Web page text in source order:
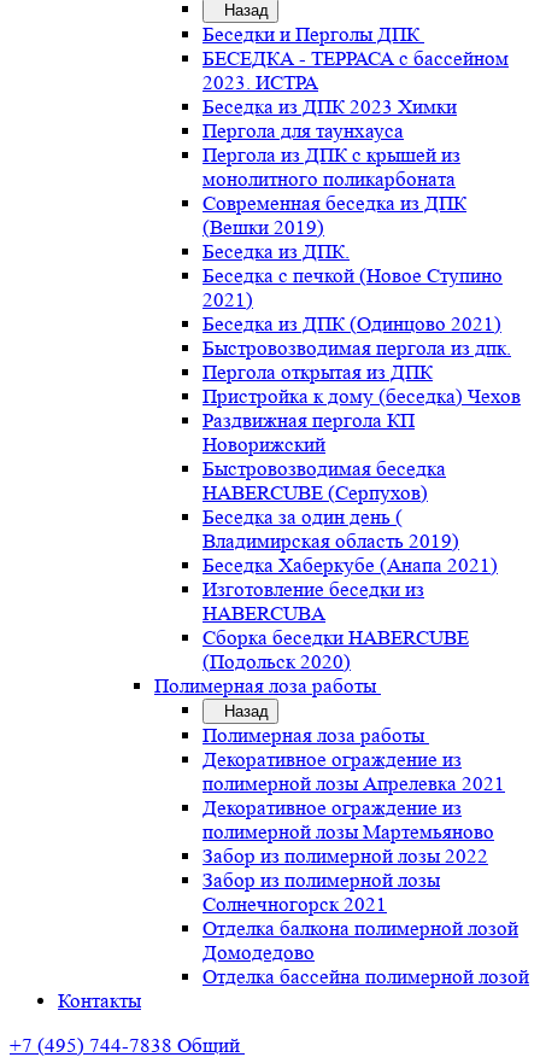
Назад
Беседки и Перголы ДПК
БЕСЕДКА - ТЕРРАСА с бассейном
2023. ИСТРА
Беседка из ДПК 2023 Химки
Пергола для таунхауса
Пергола из ДПК с крышей из
монолитного поликарбоната
Современная беседка из ДПК
(Вешки 2019)
Беседка из ДПК.
Беседка с печкой (Новое Ступино
2021)
Беседка из ДПК (Одинцово 2021)
Быстровозводимая пергола из дпк.
Пергола открытая из ДПК
Пристройка к дому (беседка) Чехов
Раздвижная пергола КП
Новорижский
Быстровозводимая беседка
HABERCUBE (Серпухов)
Беседка за один день (
Владимирская область 2019)
Беседка Хаберкубе (Анапа 2021)
Изготовление беседки из
HABERCUBA
Сборка беседки HABERCUBE
(Подольск 2020)
Полимерная лоза работы
Назад
Полимерная лоза работы
Декоративное ограждение из
полимерной лозы Апрелевка 2021
Декоративное ограждение из
полимерной лозы Мартемьяново
Забор из полимерной лозы 2022
Забор из полимерной лозы
Солнечногорск 2021
Отделка балкона полимерной лозой
Домодедово
Отделка бассейна полимерной лозой
Контакты
+7 (495) 744-7838 Общий